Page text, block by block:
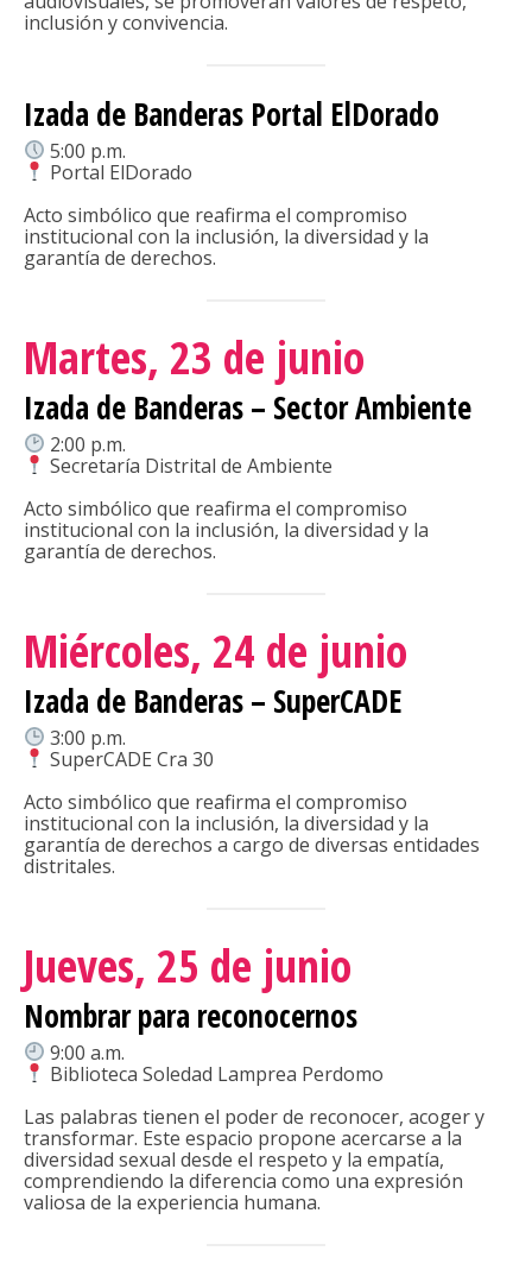
inclusión y convivencia.
Izada de Banderas Portal ElDorado
5:00 p.m.
Portal ElDorado
Acto simbólico que reafirma el compromiso
institucional con la inclusión, la diversidad y la
garantía de derechos.
Martes, 23 de junio
Izada de Banderas – Sector Ambiente
2:00 p.m.
Secretaría Distrital de Ambiente
Acto simbólico que reafirma el compromiso
institucional con la inclusión, la diversidad y la
garantía de derechos.
Miércoles, 24 de junio
Izada de Banderas – SuperCADE
3:00 p.m.
SuperCADE Cra 30
Acto simbólico que reafirma el compromiso
institucional con la inclusión, la diversidad y la
garantía de derechos a cargo de diversas entidades
distritales.
Jueves, 25 de junio
Nombrar para reconocernos
9:00 a.m.
Biblioteca Soledad Lamprea Perdomo
Las palabras tienen el poder de reconocer, acoger y
transformar. Este espacio propone acercarse a la
diversidad sexual desde el respeto y la empatía,
comprendiendo la diferencia como una expresión
valiosa de la experiencia humana.